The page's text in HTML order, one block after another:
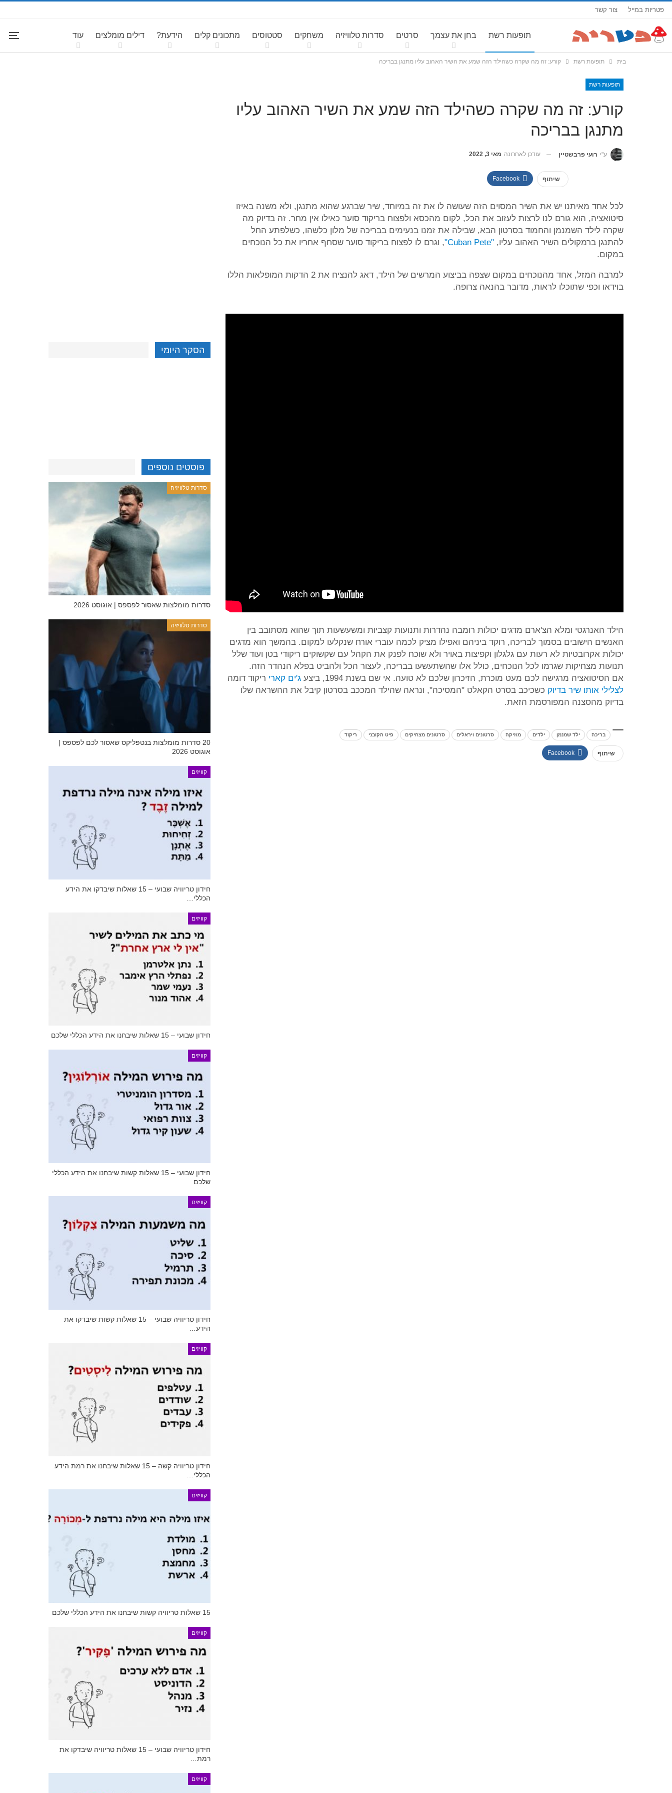
פטריות במייל צור קשר
תופעות רשת בחן את עצמך סרטים סדרות טלוויזיה משחקים סטטוסים מתכונים קלים הידעת? דילים מומלצים עוד
בית תופעות רשת קורע: זה מה שקרה כשהילד הזה שמע את השיר האהוב עליו מתנגן בבריכה
תופעות רשת
קורע: זה מה שקרה כשהילד הזה שמע את השיר האהוב עליו
מתנגן בבריכה
ע"י רועי פרבשטיין עודכן לאחרונה מאי 3, 2022
שיתוף Facebook
לכל אחד מאיתנו יש את השיר המסוים הזה שעושה לו את זה במיוחד, שיר שברגע שהוא מתנגן, ולא משנה באיזו
סיטואציה, הוא גורם לנו לרצות לעזוב את הכל, לקום מהכסא ולפצוח בריקוד סוער כאילו אין מחר. זה בדיוק מה
שקרה לילד השמנמן והחמוד בסרטון הבא, שבילה את זמנו בנעימים בבריכה של מלון כלשהו, כשלפתע החל
להתנגן ברמקולים השיר האהוב עליו, "Cuban Pete"
, וגרם לו לפצוח בריקוד סוער שסחף אחריו את כל הנוכחים
במקום.
למרבה המזל, אחד מהנוכחים במקום שצפה בביצוע המרשים של הילד, דאג להנציח את 2 הדקות המופלאות הללו
בוידאו וכפי שתוכלו לראות, מדובר בהנאה צרופה.
הילד האנרגטי ומלא הצ'ארם מדגים יכולות רומבה נהדרות ותנועות קצביות ומשעשעות תוך שהוא מסתובב בין
האנשים הישובים בסמוך לבריכה, רוקד ביניהם ואפילו מציק לכמה עוברי אורח שנקלעו למקום. בהמשך הוא מדגים
יכולות אקרובטיות לא רעות עם גלגלון וקפיצות באויר ולא שוכח לפנק את הקהל עם שקשוקים ריקודי בטן ועוד שלל
תנועות מצחיקות שגרמו לכל הנוכחים, כולל אלו שהשתעשעו בבריכה, לעצור הכל ולהביט בפלא הנהדר הזה.
אם הסיטואציה מרגישה לכם מעט מוכרת, הזיכרון שלכם לא טועה. אי שם בשנת 1994, ביצע
ג'ים קארי ריקוד דומה
לצלילי אותו שיר בדיוק כשכיכב בסרט הקאלט "המסיכה", ונראה שהילד המככב בסרטון קיבל את ההשראה שלו
בדיוק מהסצנה המפורסמת הזאת.
בריכה ילד שמנמן ילדים מוזיקה סרטונים ויראלים סרטונים מצחיקים פיט הקובני ריקוד
שיתוף Facebook
הסקר היומי
פוסטים נוספים
סדרות טלוויזיה
סדרות מומלצות שאסור לפספס | אוגוסט 2026
סדרות טלוויזיה
20 סדרות מומלצות בנטפליקס שאסור לכם לפספס |
אוגוסט 2026
קוויזים
חידון טריוויה שבועי – 15 שאלות שיבדקו את הידע
הכללי…
קוויזים
חידון שבועי – 15 שאלות שיבחנו את הידע הכללי שלכם
קוויזים
חידון שבועי – 15 שאלות קשות שיבחנו את הידע הכללי
שלכם
קוויזים
חידון טריוויה שבועי – 15 שאלות קשות שיבדקו את
הידע…
קוויזים
חידון טריוויה קשה – 15 שאלות שיבחנו את רמת הידע
הכללי…
קוויזים
15 שאלות טריוויה קשות שיבחנו את הידע הכללי שלכם
קוויזים
חידון טריוויה שבועי – 15 שאלות טריוויה שיבדקו את
רמת…
קוויזים